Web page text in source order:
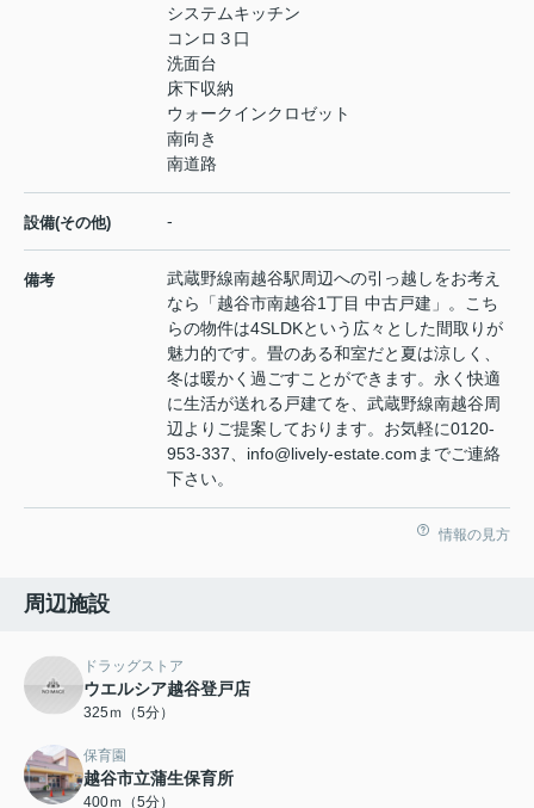
システムキッチン
コンロ３口
洗面台
床下収納
ウォークインクロゼット
南向き
南道路
設備(その他) -
備考
武蔵野線南越谷駅周辺への引っ越しをお考え
なら「越谷市南越谷1丁目 中古戸建」。こち
らの物件は4SLDKという広々とした間取りが
魅力的です。畳のある和室だと夏は涼しく、
冬は暖かく過ごすことができます。永く快適
に生活が送れる戸建てを、武蔵野線南越谷周
辺よりご提案しております。お気軽に0120-
953-337、info@lively-estate.comまでご連絡
下さい。
情報の見方
周辺施設
ドラッグストア
ウエルシア越谷登戸店
325ｍ（5分）
保育園
越谷市立蒲生保育所
400ｍ（5分）